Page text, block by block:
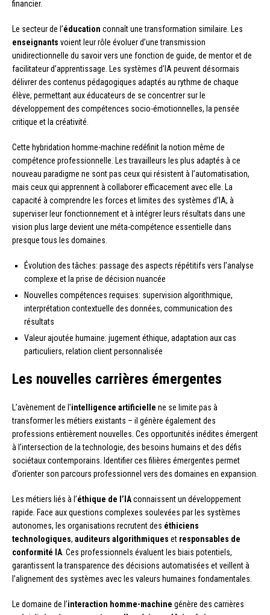
financier.
Le secteur de l’éducation connaît une transformation similaire. Les
enseignants voient leur rôle évoluer d’une transmission
unidirectionnelle du savoir vers une fonction de guide, de mentor et de
facilitateur d’apprentissage. Les systèmes d’IA peuvent désormais
délivrer des contenus pédagogiques adaptés au rythme de chaque
élève, permettant aux éducateurs de se concentrer sur le
développement des compétences socio-émotionnelles, la pensée
critique et la créativité.
Cette hybridation homme-machine redéfinit la notion même de
compétence professionnelle. Les travailleurs les plus adaptés à ce
nouveau paradigme ne sont pas ceux qui résistent à l’automatisation,
mais ceux qui apprennent à collaborer efficacement avec elle. La
capacité à comprendre les forces et limites des systèmes d’IA, à
superviser leur fonctionnement et à intégrer leurs résultats dans une
vision plus large devient une méta-compétence essentielle dans
presque tous les domaines.
Évolution des tâches: passage des aspects répétitifs vers l’analyse
complexe et la prise de décision nuancée
Nouvelles compétences requises: supervision algorithmique,
interprétation contextuelle des données, communication des
résultats
Valeur ajoutée humaine: jugement éthique, adaptation aux cas
particuliers, relation client personnalisée
Les nouvelles carrières émergentes
L’avènement de l’intelligence artificielle ne se limite pas à
transformer les métiers existants – il génère également des
professions entièrement nouvelles. Ces opportunités inédites émergent
à l’intersection de la technologie, des besoins humains et des défis
sociétaux contemporains. Identifier ces filières émergentes permet
d’orienter son parcours professionnel vers des domaines en expansion.
Les métiers liés à l’éthique de l’IAconnaissent un développement
rapide. Face aux questions complexes soulevées par les systèmes
autonomes, les organisations recrutent des éthiciens
technologiques, auditeurs algorithmiques et responsables de
conformité IA . Ces professionnels évaluent les biais potentiels,
garantissent la transparence des décisions automatisées et veillent à
l’alignement des systèmes avec les valeurs humaines fondamentales.
Le domaine de l’interaction homme-machine génère des carrières